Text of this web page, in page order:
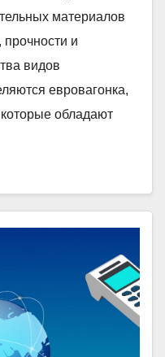
материалов
прочности и
видов
евровагонка,
обладают